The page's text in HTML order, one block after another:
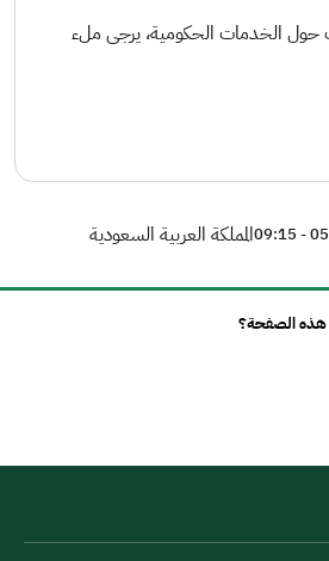
حول الخدمات الحكومية، يرجى ملء
05/ المملكة العربية السعودية
هذه الصفحة؟